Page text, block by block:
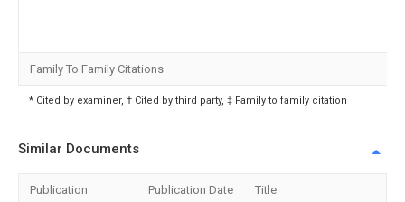
Family To Family Citations
* Cited by examiner, † Cited by third party, ‡ Family to family citation
Similar Documents
Publication Publication Date Title